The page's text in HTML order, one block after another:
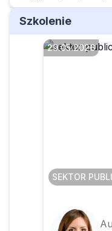
Szkolenie
29.05.2026
SEKTOR